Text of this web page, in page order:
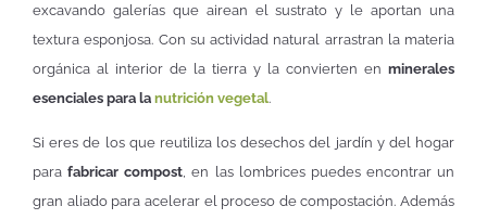
excavando galerías que airean el sustrato y le aportan una
textura esponjosa. Con su actividad natural arrastran la materia
orgánica al interior de la tierra y la convierten en minerales
esenciales para la nutrición vegetal.
Si eres de los que reutiliza los desechos del jardín y del hogar
para fabricar compost, en las lombrices puedes encontrar un
gran aliado para acelerar el proceso de compostación. Además